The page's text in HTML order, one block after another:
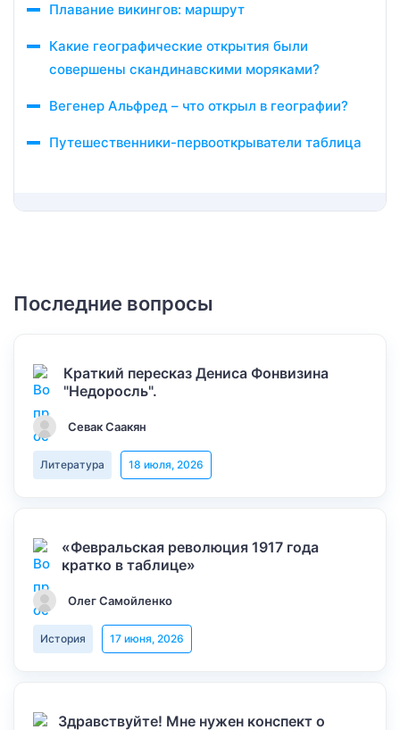
Плавание викингов: маршрут
Какие географические открытия были
совершены скандинавскими моряками?
Вегенер Альфред – что открыл в географии?
Путешественники-первооткрыватели таблица
Последние вопросы
Краткий пересказ Дениса Фонвизина
"Недоросль".
Севак Саакян
Литература 18 июля, 2026
«Февральская революция 1917 года
кратко в таблице»
Олег Самойленко
История 17 июня, 2026
Здравствуйте! Мне нужен конспект о